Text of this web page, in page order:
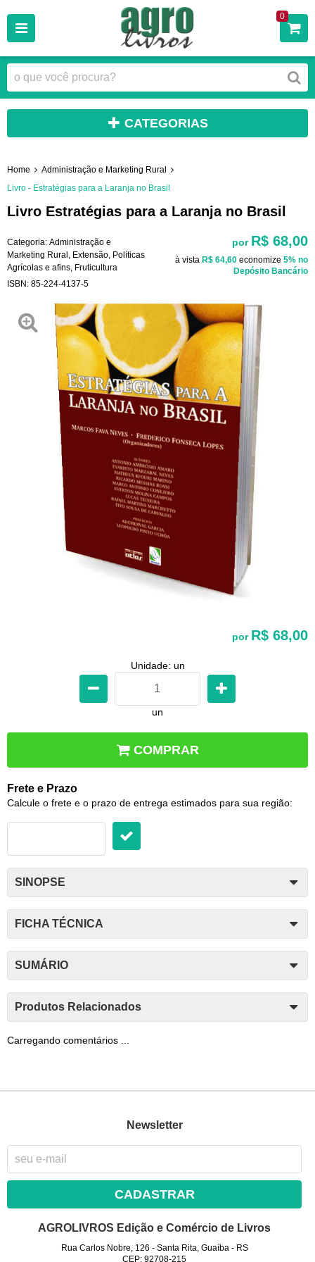
0
CATEGORIAS
Home
Administração e Marketing Rural
Livro - Estratégias para a Laranja no Brasil
Livro Estratégias para a Laranja no Brasil
Categoria: Administração e
Marketing Rural Extensão, Políticas
Agrícolas e afins Fruticultura
ISBN: 85-224-4137-5
por R$ 68,00
à vista R$ 64,60 economize 5% no
Depósito Bancário
por R$ 68,00
Unidade: un
un
COMPRAR
Frete e Prazo
Calcule o frete e o prazo de entrega estimados para sua região:
SINOPSE
FICHA TÉCNICA
SUMÁRIO
Produtos Relacionados
Carregando comentários ...
Newsletter
CADASTRAR
AGROLIVROS Edição e Comércio de Livros
Rua Carlos Nobre, 126 - Santa Rita, Guaíba- RS
CEP: 92708-215